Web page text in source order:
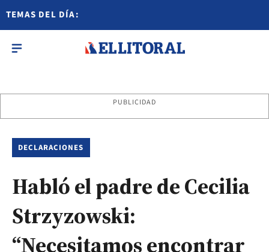
TEMAS DEL DÍA:
PUBLICIDAD
DECLARACIONES
Habló el padre de Cecilia
Strzyzowski:
“Necesitamos encontrar